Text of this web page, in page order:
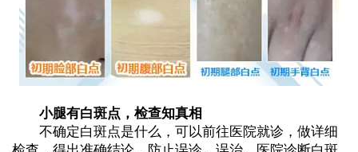
小腿有白斑点，检查知真相
不确定白斑点是什么，可以前往医院就诊，做详细